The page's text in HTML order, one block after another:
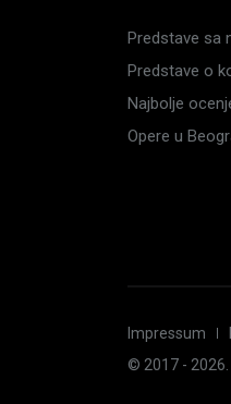
Predstave sa
Predstave o
Najbolje
Opere u
Impressum
© 2017 - 2026